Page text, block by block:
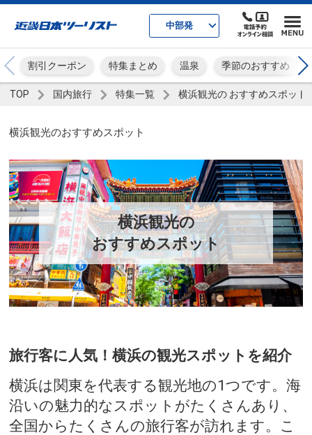
中部発
割引クーポン 特集まとめ 温泉 季節のおすすめ
TOP 国内旅行 特集一覧 横浜観光の おすすめスポット
横浜観光のおすすめスポット
横浜観光の
おすすめスポット
旅行客に人気！横浜の観光スポットを紹介
横浜は関東を代表する観光地の1つです。海
沿いの魅力的なスポットがたくさんあり、
全国からたくさんの旅行客が訪れます。こ